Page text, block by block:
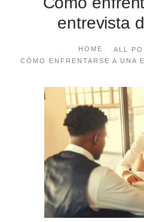
entrevista
HOME ALL
CÓMO ENFRENTARSE A UNA